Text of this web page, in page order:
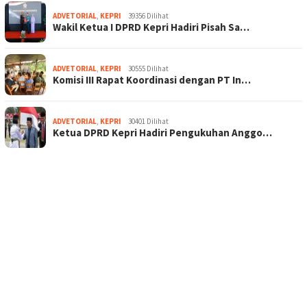
ADVETORIAL, KEPRI 39356 Dilihat
Wakil Ketua I DPRD Kepri Hadiri Pisah Sa…
ADVETORIAL, KEPRI 30555 Dilihat
Komisi III Rapat Koordinasi dengan PT In…
ADVETORIAL, KEPRI 30401 Dilihat
Ketua DPRD Kepri Hadiri Pengukuhan Anggo…